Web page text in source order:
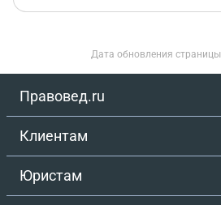
Дата обновления страницы
Правовед.ru
Клиентам
Юристам